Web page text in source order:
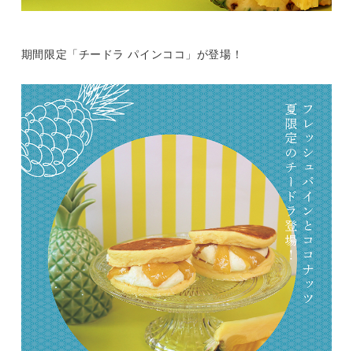
期間限定「チードラ パインココ」が登場！